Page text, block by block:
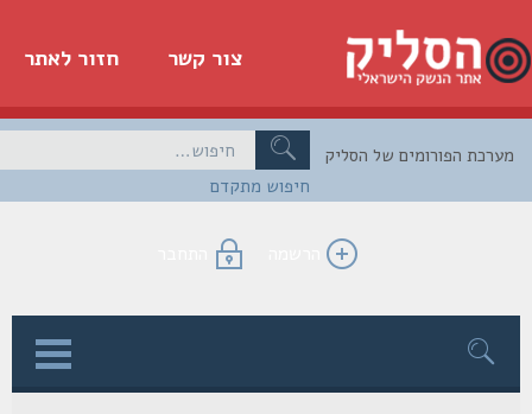
חזור לאתר צור קשר
חיפוש מתקדם
הפורומים של הסליק
הרשמה התחבר